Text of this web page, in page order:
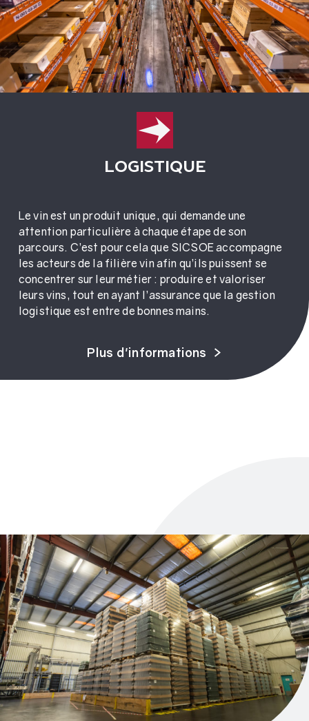
LOGISTIQUE
Le vin est un produit unique, qui demande une
attention particulière à chaque étape de son
parcours. C’est pour cela que SICSOE accompagne
les acteurs de la filière vin afin qu’ils puissent se
concentrer sur leur métier : produire et valoriser
leurs vins, tout en ayant l’assurance que la gestion
logistique est entre de bonnes mains.
Plus d'informations